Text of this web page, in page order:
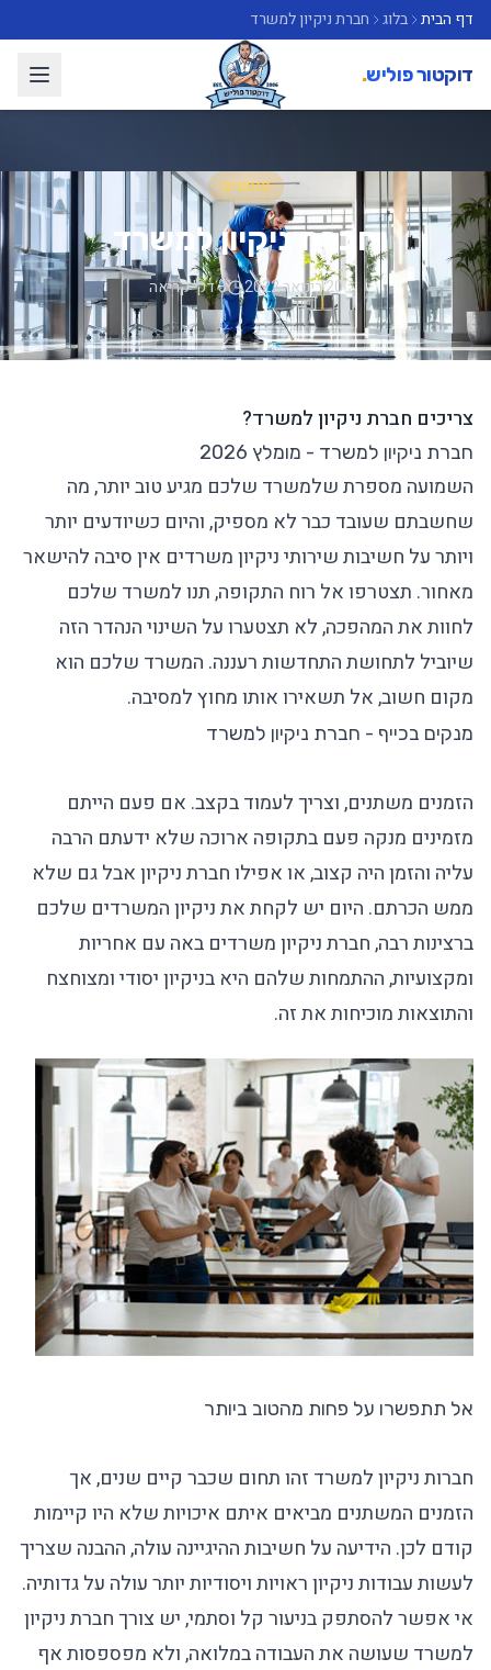
דף הבית בלוג חברת ניקיון למשרד
דוקטור פוליש.
פוסטים
חברת ניקיון למשרד
20 בינואר 2022 3 דק' קריאה
צריכים חברת ניקיון למשרד?
חברת ניקיון למשרד - מומלץ 2026
השמועה מספרת שלמשרד שלכם מגיע טוב יותר, מה
שחשבתם שעובד כבר לא מספיק, והיום כשיודעים יותר
ויותר על חשיבותשירותי ניקיון משרדים אין סיבה להישאר
מאחור. תצטרפו אל רוח התקופה, תנו למשרד שלכם
לחוות את המהפכה, לא תצטערו על השינוי הנהדר הזה
שיוביל לתחושת התחדשות רעננה. המשרד שלכם הוא
מקום חשוב, אל תשאירו אותו מחוץ למסיבה.
מנקים בכייף - חברת ניקיון למשרד
הזמנים משתנים, וצריך לעמוד בקצב. אם פעם הייתם
מזמינים מנקה פעם בתקופה ארוכה שלא ידעתם הרבה
עליה והזמן היה קצוב, או אפילוחברת ניקיוןאבל גם שלא
ממש הכרתם. היום יש לקחת אתניקיון המשרדים שלכם
ברצינות רבה,חברת ניקיון משרדים באה עם אחריות
ומקצועיות, ההתמחות שלהם היא בניקיון יסודי ומצוחצח
והתוצאות מוכיחות את זה.
אל תתפשרו על פחות מהטוב ביותר
חברות ניקיון למשרד זהו תחום שכבר קיים שנים, אך
הזמנים המשתנים מביאים איתם איכויות שלא היו קיימות
קודם לכן. הידיעה על חשיבות ההיגיינה עולה, ההבנה שצריך
לעשות עבודות ניקיון ראויות ויסודיות יותר עולה על גדותיה.
אי אפשר להסתפק בניעור קל וסתמי, יש צורךחברת ניקיון
למשרד שעושה את העבודה במלואה, ולא מפספסות אף